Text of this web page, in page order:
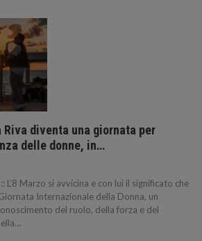
Riva diventa una giornata per
delle donne, in…
L’8 Marzo si avvicina e con lui il significato che
Internazionale della Donna, un
del ruolo, della forza e del